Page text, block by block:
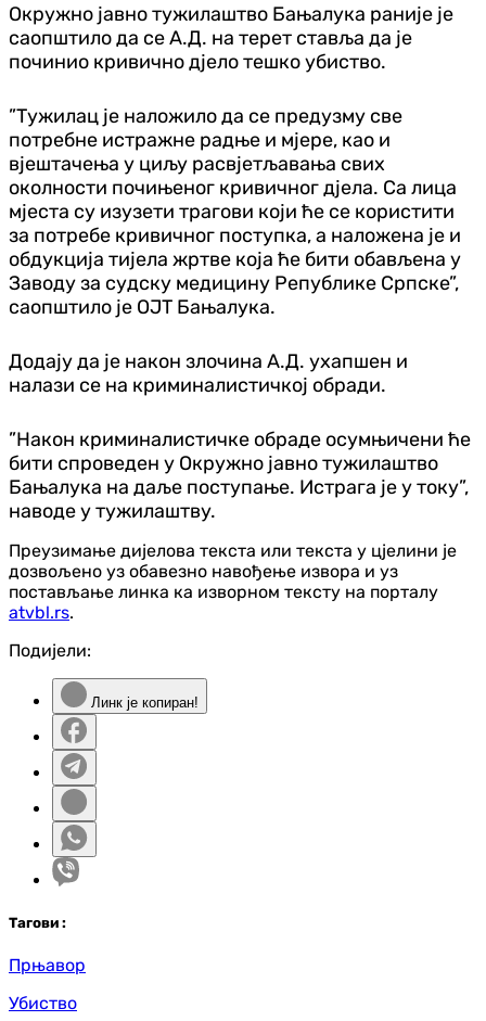
Окружно јавно тужилаштво Бањалука раније је
саопштило да се А.Д. на терет ставља да је
починио кривично дјело тешко убиство.
”Тужилац је наложило да се предузму све
потребне истражне радње и мјере, као и
вјештачења у циљу расвјетљавања свих
околности почињеног кривичног дјела. Са лица
мјеста су изузети трагови који ће се користити
за потребе кривичног поступка, а наложена је и
обдукција тијела жртве која ће бити обављена у
Заводу за судску медицину Републике Српске”,
саопштило је ОЈТ Бањалука.
Додају да је након злочина А.Д. ухапшен и
налази се на криминалистичкој обради.
”Након криминалистичке обраде осумњичени ће
бити спроведен у Окружно јавно тужилаштво
Бањалука на даље поступање. Истрага је у току”,
наводе у тужилаштву.
Преузимање дијелова текста или текста у цјелини је
дозвољено уз обавезно навођење извора и уз
постављање линка ка изворном тексту на порталу
atvbl.rs.
Подијели:
Линк је копиран!
Тагови :
Прњавор
Убиство